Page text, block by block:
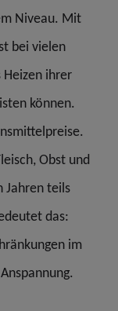
Niveau. Mit
bei vielen
Heizen ihrer
können.
Obst und
Jahren teils
das:
im